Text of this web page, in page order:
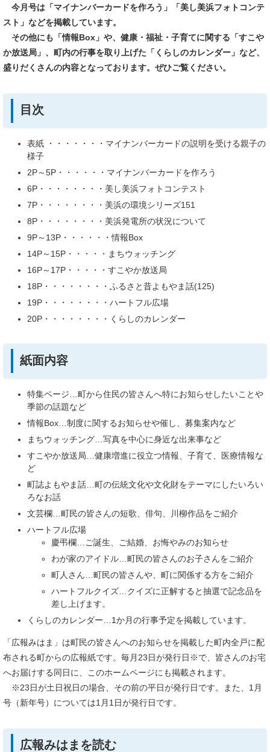
今月号は「マイナンバーカードを作ろう 」「美し美浜フォトコンテ
スト」 などを掲載しています。
その他にも「情報Box」や、健康・福祉・子育てに関する「すこや
か放送局」、町内の行事を取り上げた「くらしのカレンダー」など、
盛りだくさんの内容となっております。ぜひご覧ください。
目次
表紙 ・・・・・・・マイナンバーカードの説明を受ける親子の
様子
2P～5P・・・・・・マイナンバーカードを作ろう
6P・・・・・・・・美し美浜フォトコンテスト
7P・・・・・・・・美浜の環境シリーズ151
8P・・・・・・・・美浜発電所の状況について
9P～13P・・・・・・情報Box
14P～15P・・・・・まちウォッチング
16P～17P・・・・・すこやか放送局
18P・・・・・・・・ふるさと昔よもやま話(125)
19P・・・・・・・・ハートフル広場
20P・・・・・・・・くらしのカレンダー
紙面内容
特集ページ…町から住民の皆さんへ特にお知らせしたいことや
季節の話題など
情報Box…制度に関するお知らせや催し、募集案内など
まちウォッチング…写真を中心に身近な出来事など
すこやか放送局…健康増進に役立つ情報、子育て、医療情報な
ど
町誌よもやま話…町の伝統文化や文化財をテーマにしたいろい
ろなお話
文芸欄…町民の皆さんの短歌、俳句、川柳作品をご紹介
ハートフル広場
慶弔欄…ご誕生、ご結婚、お悔やみのお知らせ
わが家のアイドル…町民の皆さんのお子さんをご紹介
町人さん…町民の皆さんや、町に関係する方をご紹介
ハートフルクイズ…クイズに正解すると抽選で記念品を
差し上げます。
くらしのカレンダー…1か月の行事予定を掲載しています。
「広報みはま」は町民の皆さんへのお知らせを掲載した町内全戸に配
布される町からの広報紙です。毎月23日が発行日※で、皆さんのお宅
へお届けする同日に、このホームページにも掲載されます。
※23日が土日祝日の場合、その前の平日が発行日です。また、1月
号（新年号）については1月1日が発行日です。
広報みはまを読む